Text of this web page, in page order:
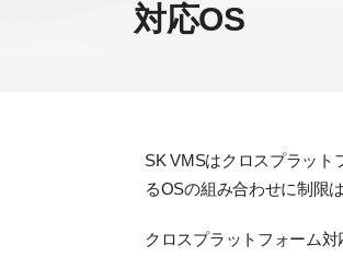
対応OS
SK VMSはクロスプラット
るOSの組み合わせに制限
クロスプラットフォーム